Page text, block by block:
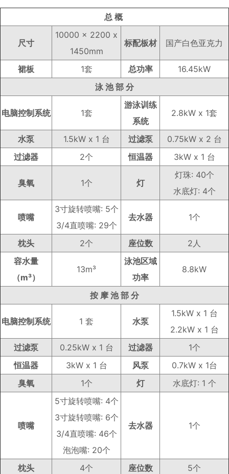
总 概
尺寸
10000 x 2200 x
1450mm
标配板材 国产白色亚克力
裙板 1套 总功率
16.45kW
泳 池 部 分
电脑控制系统 1套
游泳训练
系统
2.8kW x 1套
水泵 1.5kW x 1 台 过滤泵
0.75kW x 2 台
过滤器
2个 恒温器 3kW x 1 台
臭氧 1个 灯
灯珠: 40个
水底灯: 4个
喷嘴
3寸旋转喷嘴: 5个
3/4直喷嘴: 29个
去水器 1个
枕头 2个 座位数
2人
容水量
（m³）
13m³
泳池区域
功率
8.8kW
按 摩 池 部 分
电脑控制系统 1 套 水泵
1.5kW x 1 台
2.2kW x 1 台
过滤泵
0.25kW x 1 台 过滤器
1个
恒温器
3kW x 1 台 风泵
0.7kW x 1台
臭氧
1个 灯 水底灯: 1 个
喷嘴
5寸旋转喷嘴: 4个
3寸旋转喷嘴: 6个
3/4直喷嘴: 46个
泡泡嘴: 20个
去水器 1个
枕头 4个 座位数
5个